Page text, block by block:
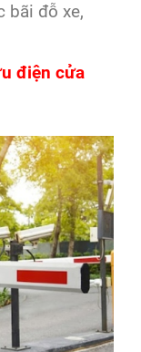
bãi đỗ xe,
điện cửa